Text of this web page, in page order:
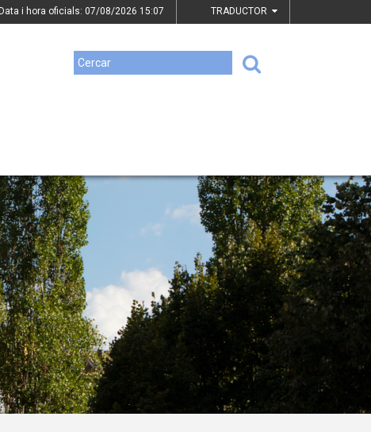
Data i hora oficials: 07/08/2026 15:07 TRADUCTOR